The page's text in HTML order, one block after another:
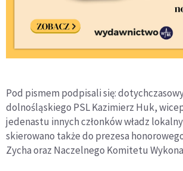
Pod pismem podpisali się:
dolnośląskiego PSL Kazimierz Huk,
jedenastu innych członków władz
skierowano także do prezesa
Zycha oraz Naczelnego Komitetu